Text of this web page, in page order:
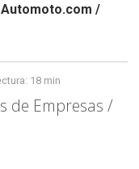
/
18 min
de Empresas /